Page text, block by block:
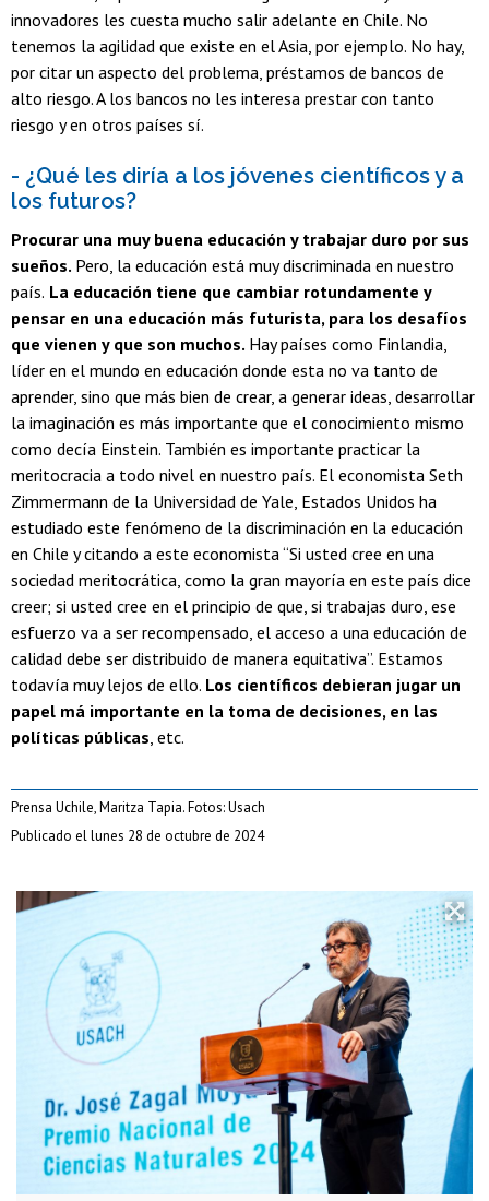
innovadores les cuesta mucho salir adelante en Chile. No
tenemos la agilidad que existe en el Asia, por ejemplo. No hay,
por citar un aspecto del problema, préstamos de bancos de
alto riesgo. A los bancos no les interesa prestar con tanto
riesgo y en otros países sí.
- ¿Qué les diría a los jóvenes científicos y a
los futuros?
Procurar una muy buena educación y trabajar duro por sus
sueños. Pero, la educación está muy discriminada en nuestro
país. La educación tiene que cambiar rotundamente y
pensar en una educación más futurista, para los desafíos
que vienen y que son muchos. Hay países como Finlandia,
líder en el mundo en educación donde esta no va tanto de
aprender, sino que más bien de crear, a generar ideas, desarrollar
la imaginación es más importante que el conocimiento mismo
como decía Einstein. También es importante practicar la
meritocracia a todo nivel en nuestro país. El economista Seth
Zimmermann de la Universidad de Yale, Estados Unidos ha
estudiado este fenómeno de la discriminación en la educación
en Chile y citando a este economista “Si usted cree en una
sociedad meritocrática, como la gran mayoría en este país dice
creer; si usted cree en el principio de que, si trabajas duro, ese
esfuerzo va a ser recompensado, el acceso a una educación de
calidad debe ser distribuido de manera equitativa”. Estamos
todavía muy lejos de ello. Los científicos debieran jugar un
papel má importante en la toma de decisiones, en las
políticas públicas, etc.
Prensa Uchile, Maritza Tapia. Fotos: Usach
Publicado el lunes 28 de octubre de 2024